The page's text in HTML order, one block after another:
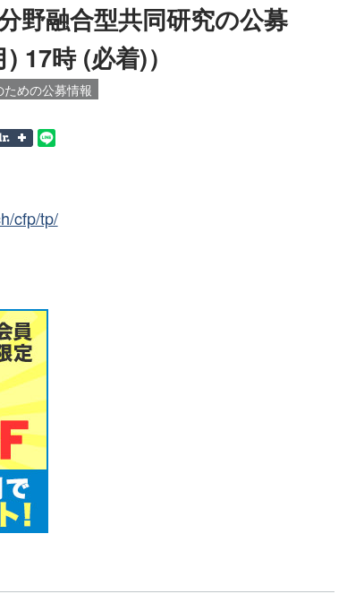
野融合型共同研究の公募
17時 (必着)）
めの公募情報
cfp/tp/